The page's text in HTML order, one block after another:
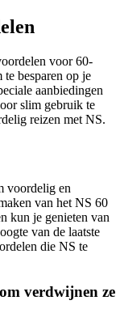
voor 60-
besparen op je
aanbiedingen
slim gebruik te
reizen met NS.
voordelig en
van het NS 60
kun je genieten van
van de laatste
die NS te
verdwijnen ze